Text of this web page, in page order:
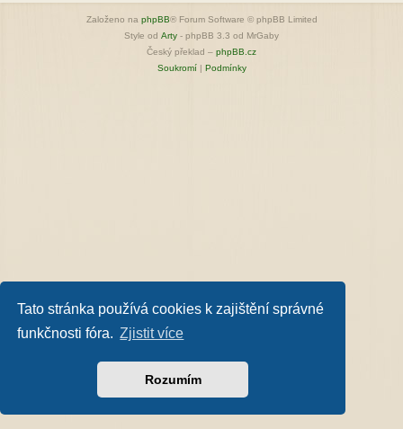
Tato stránka používá cookies k zajištění správné
funkčnosti fóra. Zjistit více
Rozumím
Založeno na phpBB® Forum Software © phpBB Limited
Style od Arty - phpBB 3.3 od MrGaby
Český překlad – phpBB.cz
Soukromí| Podmínky